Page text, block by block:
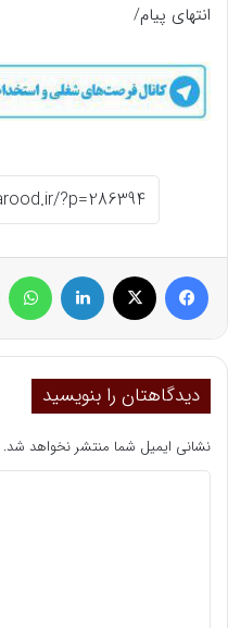
انتهای پیام/
ایکس
دیدگاهتان را بنویسید
نشانی ایمیل شما منتشر نخواهد شد.